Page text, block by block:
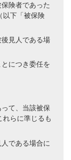
険者であった
以下「被保険
後見人である場
とにつき委任を
って、当該被保
れらに準じるも
である場合に